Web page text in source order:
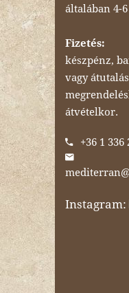
általában 4-
Fizetés:
készpénz,
vagy
átvételkor.
+36 1 336
Instagram: